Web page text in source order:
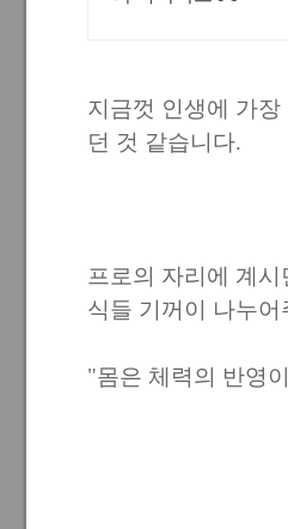
지금껏 인생에 가
던 것 같습니다.
프로의 자리에 계
식들 기꺼이 나누
"몸은 체력의 반영